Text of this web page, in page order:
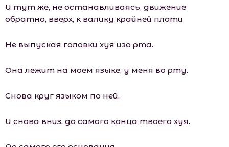
И тут же, не останавливаясь, движение
обратно, вверх, к валику крайней плоти.
Не выпуская головки хуя изо рта.
Она лежит на моем языке, у меня во рту.
Снова круг языком по ней.
И снова вниз, до самого конца твоего хуя.